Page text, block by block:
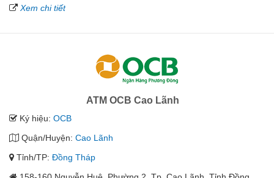
Xem chi tiết
ATM OCB Cao Lãnh
Ký hiệu: OCB
Quận/Huyện: Cao Lãnh
Tỉnh/TP: Đồng Tháp